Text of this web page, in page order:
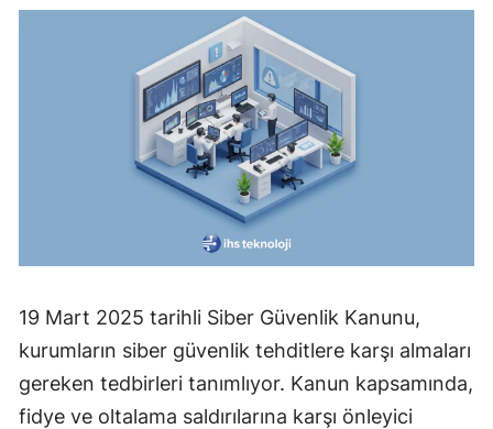
19 Mart 2025 tarihli Siber Güvenlik Kanunu,
kurumların siber güvenlik tehditlere karşı almaları
gereken tedbirleri tanımlıyor. Kanun kapsamında,
fidye ve oltalama saldırılarına karşı önleyici